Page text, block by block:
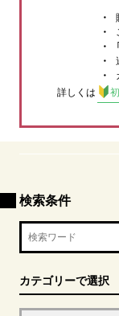
詳しくは
検索条件